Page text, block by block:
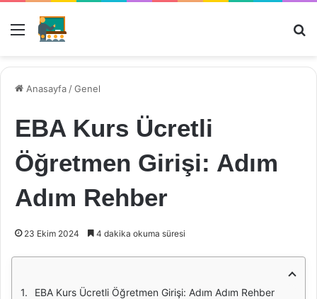
Menü
Anasayfa /Genel
EBA Kurs Ücretli
Öğretmen Girişi: Adım
Adım Rehber
23 Ekim 2024 4 dakika okuma süresi
EBA Kurs Ücretli Öğretmen Girişi: Adım Adım Rehber